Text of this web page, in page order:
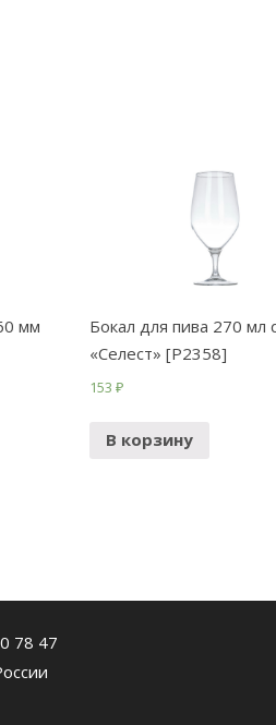
мм
Бокал для пива 270 мл
«Селест» [P2358]
153 ₽
В корзину
78 47